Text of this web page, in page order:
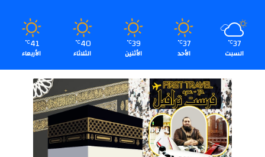
37
℃
السبت
37
℃
الأحد
39
℃
الأثنين
40
℃
الثلاثاء
41
℃
الأربعاء